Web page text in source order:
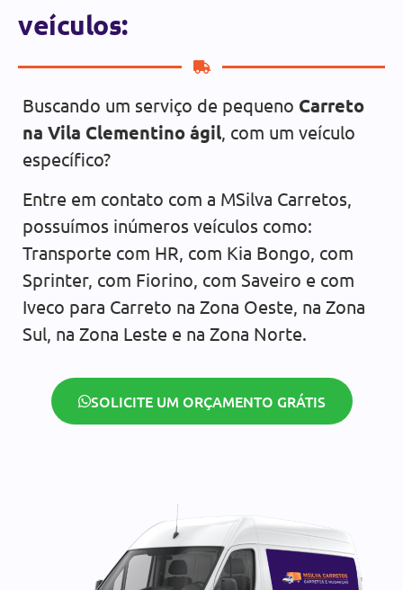
veículos:
Buscando um serviço de pequeno Carreto
na Vila Clementino ágil , com um veículo
específico?
Entre em contato com a MSilva Carretos,
possuímos inúmeros veículos como:
Transporte com HR, com Kia Bongo, com
Sprinter, com Fiorino, com Saveiro e com
Iveco para Carreto na Zona Oeste, na Zona
Sul, na Zona Leste e na Zona Norte.
SOLICITE UM ORÇAMENTO GRÁTIS